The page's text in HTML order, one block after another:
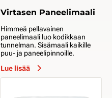
Virtasen Paneelimaali
Himmeä pellavainen
paneelimaali luo kodikkaan
tunnelman. Sisämaali kaikille
puu- ja paneelipinnoille.
Lue lisää